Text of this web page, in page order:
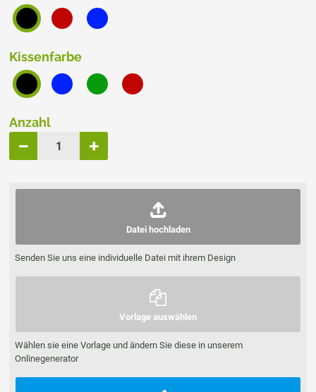
Kissenfarbe
Anzahl
Datei hochladen
Senden Sie uns eine individuelle Datei mit ihrem Design
Vorlage auswählen
Wählen sie eine Vorlage und ändern Sie diese in unserem
Onlinegenerator